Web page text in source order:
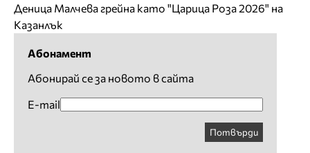
Деница Малчева грейна като "Царица Роза 2026" на
Казанлък
Абонамент
Абонирай се за новото в сайта
E-mail
Потвърди